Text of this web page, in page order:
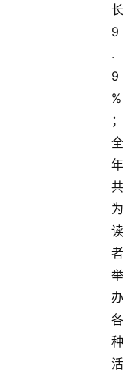
长
9
.
9
%
；
全
年
共
为
读
者
举
办
各
种
活